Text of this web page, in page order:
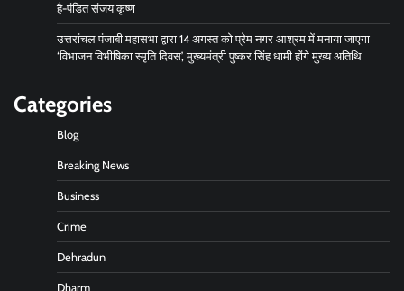
है-पंडित संजय कृष्ण
उत्तरांचल पंजाबी महासभा द्वारा 14 अगस्त को प्रेम नगर आश्रम में मनाया जाएगा
‘विभाजन विभीषिका स्मृति दिवस’, मुख्यमंत्री पुष्कर सिंह धामी होंगे मुख्य अतिथि
Categories
Blog
Breaking News
Business
Crime
Dehradun
Dharm